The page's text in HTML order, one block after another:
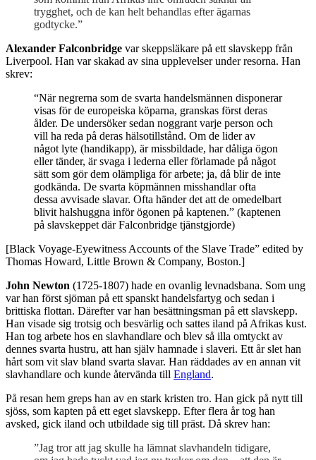
trygghet, och de kan helt behandlas efter ägarnas
godtycke.”
Alexander Falconbridge var skeppsläkare på ett slavskepp från
Liverpool. Han var skakad av sina upplevelser under resorna. Han
skrev:
“När negrerna som de svarta handelsmännen disponerar
visas för de europeiska köparna, granskas först deras
ålder. De undersöker sedan noggrant varje person och
vill ha reda på deras hälsotillstånd. Om de lider av
något lyte (handikapp), är missbildade, har dåliga ögon
eller tänder, är svaga i lederna eller förlamade på något
sätt som gör dem olämpliga för arbete; ja, då blir de inte
godkända. De svarta köpmännen misshandlar ofta
dessa avvisade slavar. Ofta händer det att de omedelbart
blivit halshuggna inför ögonen på kaptenen.” (kaptenen
på slavskeppet där Falconbridge tjänstgjorde)
[Black Voyage-Eyewitness Accounts of the Slave Trade” edited by
Thomas Howard, Little Brown & Company, Boston.]
John Newton (1725-1807) hade en ovanlig levnadsbana. Som ung
var han först sjöman på ett spanskt handelsfartyg och sedan i
brittiska flottan. Därefter var han besättningsman på ett slavskepp.
Han visade sig trotsig och besvärlig och sattes iland på Afrikas kust.
Han tog arbete hos en slavhandlare och blev så illa omtyckt av
dennes svarta hustru, att han själv hamnade i slaveri. Ett år slet han
hårt som vit slav bland svarta slavar. Han räddades av en annan vit
slavhandlare och kunde återvända till England.
På resan hem greps han av en stark kristen tro. Han gick på nytt till
sjöss, som kapten på ett eget slavskepp. Efter flera år tog han
avsked, gick iland och utbildade sig till präst. Då skrev han:
”Jag tror att jag skulle ha lämnat slavhandeln tidigare,